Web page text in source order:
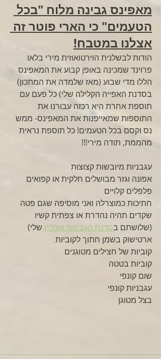
מאפינס גבינה מלוח "בכל
הטעמים" כי הארי פוטר זה
אצלנו במטבח!
הודות לבשלנית הוירטואוזית מירי בלאו
פרוינד שמכינה באופן קבוע את המאפינס
הללו מדי שבוע (מאז שלמדה את המתכון)
בסדנת האפייה הקלילה שלי) כל פעם עם
תוספת אחרת היא רכזה עבורנו את
התוספות שמאייפנות את המאפינס- ממש
נס וקסם בכל הטעמים! כל תוספת נראית
מהממת, תודה מירי!!!
עגבניות מיובשות קצוצות
אפונה וגזר מבושלים חלקית או קפואים
פלפלים קלויים
חתיכות כמוצרלה ואני מוסיפה שגם פטה
שקדים תהיה נהדרת או צפתית קשיו
(שלושתם בסדנת הגבינות אונליין שלי)
ארטישוק בשמן חתוך לקוביות
קוביות של חצילים מטוגנים
קוביות בטטה
שום קונפי
עגבניות קונפי
בצל מטוגן